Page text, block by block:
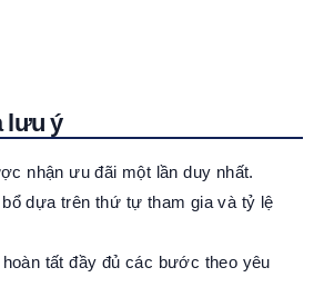
lưu ý
nhận ưu đãi một lần duy nhất.
dựa trên thứ tự tham gia và tỷ lệ
tất đầy đủ các bước theo yêu